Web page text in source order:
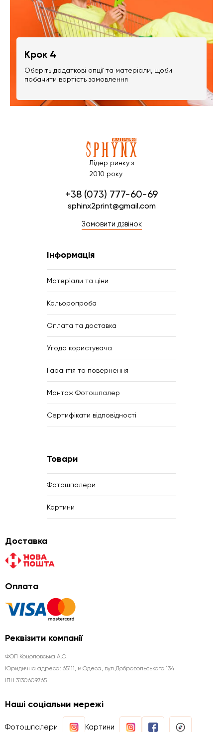
Крок 4
Оберіть додаткові опції та матеріали, щоби
побачити вартість замовлення
Лідер ринку з
2010 року
+38 (073) 777-60-69
sphinx2print@gmail.com
Замовити дзвінок
Інформація
Матеріали та ціни
Кольоропроба
Оплата та доставка
Угода користувача
Гарантія та повернення
Монтаж Фотошпалер
Сертифікати відповідності
Товари
Фотошпалери
Картини
Доставка
Оплата
Реквізити компанії
ФОП Коцоловська А.С.
Юридична aдреса: 65111, м.Одеса, вул.Добровольського 134
ІПН 3130609765
Наші соціальни мережі
Фотошпалери Картини